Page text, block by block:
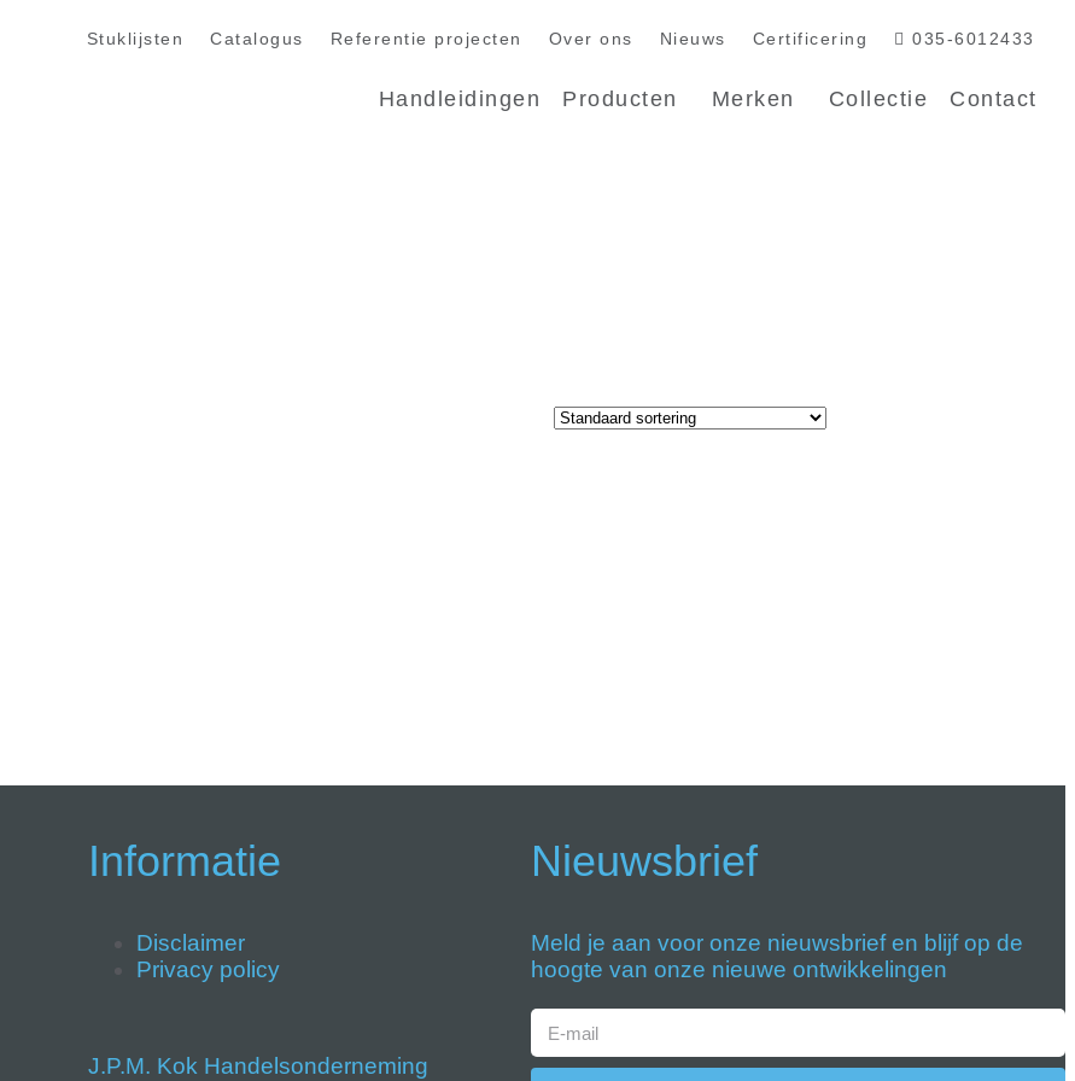
Stuklijsten Catalogus Referentie projecten Over ons Nieuws Certificering 035-6012433
Handleidingen Producten Merken Collectie Contact
Informatie
Disclaimer
Privacy policy
J.P.M. Kok Handelsonderneming
Nieuwsbrief
Meld je aan voor onze nieuwsbrief en blijf op de
hoogte van onze nieuwe ontwikkelingen